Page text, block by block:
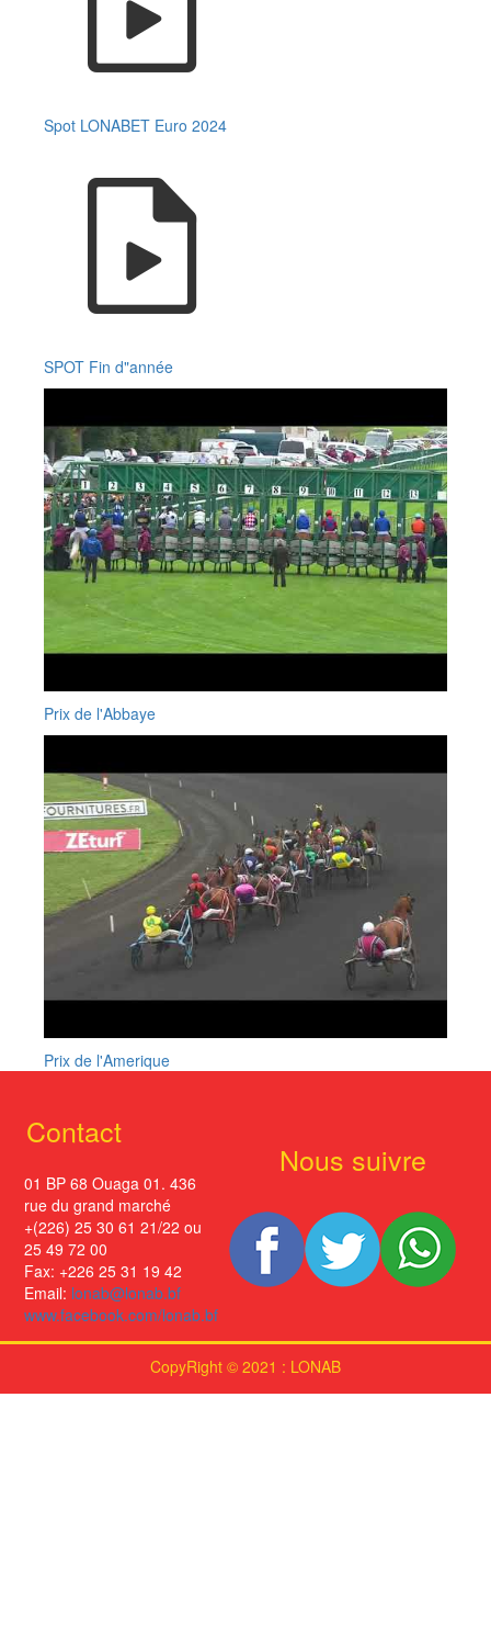
Spot LONABET Euro 2024
SPOT Fin d"année
Prix de l'Abbaye
Prix de l'Amerique
Contact
01 BP 68 Ouaga 01. 436
rue du grand marché
+(226) 25 30 61 21/22 ou
25 49 72 00
Fax: +226 25 31 19 42
Email: lonab@lonab.bf
www.facebook.com/lonab.bf
Nous suivre
CopyRight © 2021 : LONAB